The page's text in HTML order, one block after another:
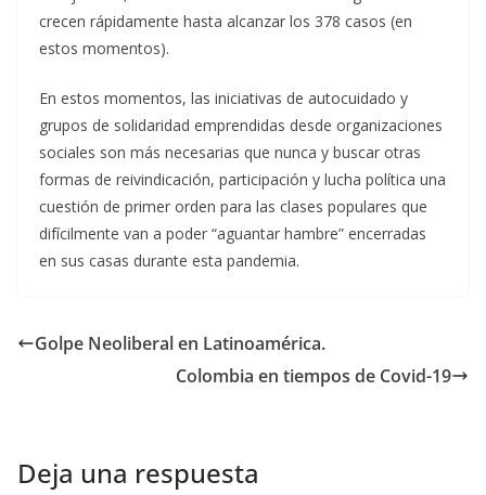
crecen rápidamente hasta alcanzar los 378 casos (en
estos momentos).
En estos momentos, las iniciativas de autocuidado y
grupos de solidaridad emprendidas desde organizaciones
sociales son más necesarias que nunca y buscar otras
formas de reivindicación, participación y lucha política una
cuestión de primer orden para las clases populares que
difícilmente van a poder “aguantar hambre” encerradas
en sus casas durante esta pandemia.
Golpe Neoliberal en Latinoamérica.
Colombia en tiempos de Covid-19
Deja una respuesta